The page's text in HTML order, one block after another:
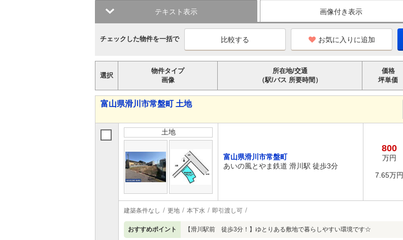
テキスト表示 画像付き表示
チェックした物件を一括で お気に入りに追加
選択
物件タイプ
画像
所在地/交通
（駅/バス 所要時間）
価格
坪単価
富山県滑川市常盤町 土地
土地
富山県滑川市常盤町
あいの風とやま鉄道 滑川駅 徒歩3分
800
万円
7.65万円
建築条件なし 更地 本下水 即引渡し可
おすすめポイント 【滑川駅前 徒歩3分！】ゆとりある敷地で暮らしやすい環境です☆